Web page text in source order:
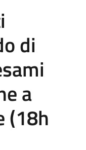
di
a
(18h